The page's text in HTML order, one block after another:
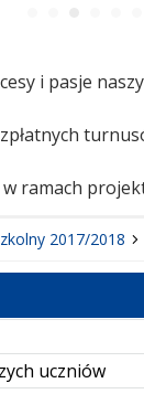
Element
i pasje
ramach
2017/2018
uczniów